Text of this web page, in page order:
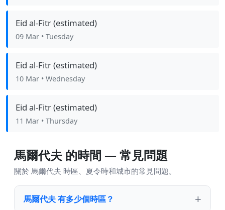
Eid al-Fitr (estimated)
09 Mar • Tuesday
Eid al-Fitr (estimated)
10 Mar • Wednesday
Eid al-Fitr (estimated)
11 Mar • Thursday
馬爾代夫 的時間 — 常見問題
關於 馬爾代夫 時區、夏令時和城市的常見問題。
馬爾代夫 有多少個時區？